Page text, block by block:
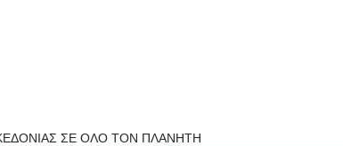
ΣΕ ΟΛΟ ΤΟΝ ΠΛΑΝΗΤΗ